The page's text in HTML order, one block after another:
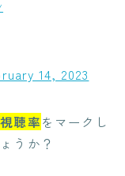
14, 2023
聴率をマークし
うか？